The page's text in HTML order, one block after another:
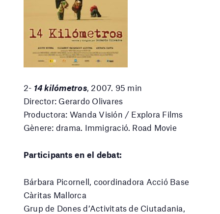
2- 14 kilómetros, 2007. 95 min
Director: Gerardo Olivares
Productora: Wanda Visión / Explora Films
Gènere: drama. Immigració. Road Movie
Participants en el debat:
Bárbara Picornell, coordinadora Acció Base
Càritas Mallorca
Grup de Dones d’Activitats de Ciutadania,